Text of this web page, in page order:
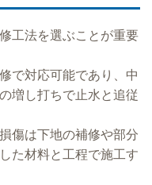
工法を選ぶことが重要
で対応可能であり、中
増し打ちで止水と追従
傷は下地の補修や部分
た材料と工程で施工す